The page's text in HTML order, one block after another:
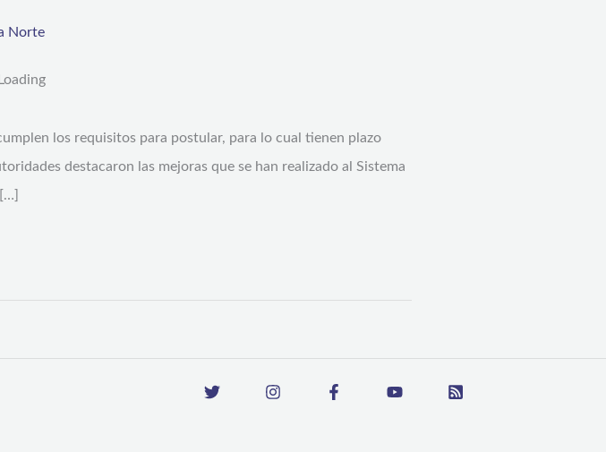
Norte
los requisitos para postular, para lo cual tienen plazo
destacaron las mejoras que se han realizado al Sistema